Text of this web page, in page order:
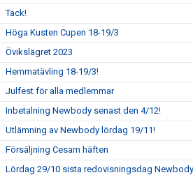
Tack!
Höga Kusten Cupen 18-19/3
Övikslägret 2023
Hemmatävling 18-19/3!
Julfest för alla medlemmar
Inbetalning Newbody senast den 4/12!
Utlämning av Newbody lördag 19/11!
Försäljning Cesam häften
Lördag 29/10 sista redovisningsdag